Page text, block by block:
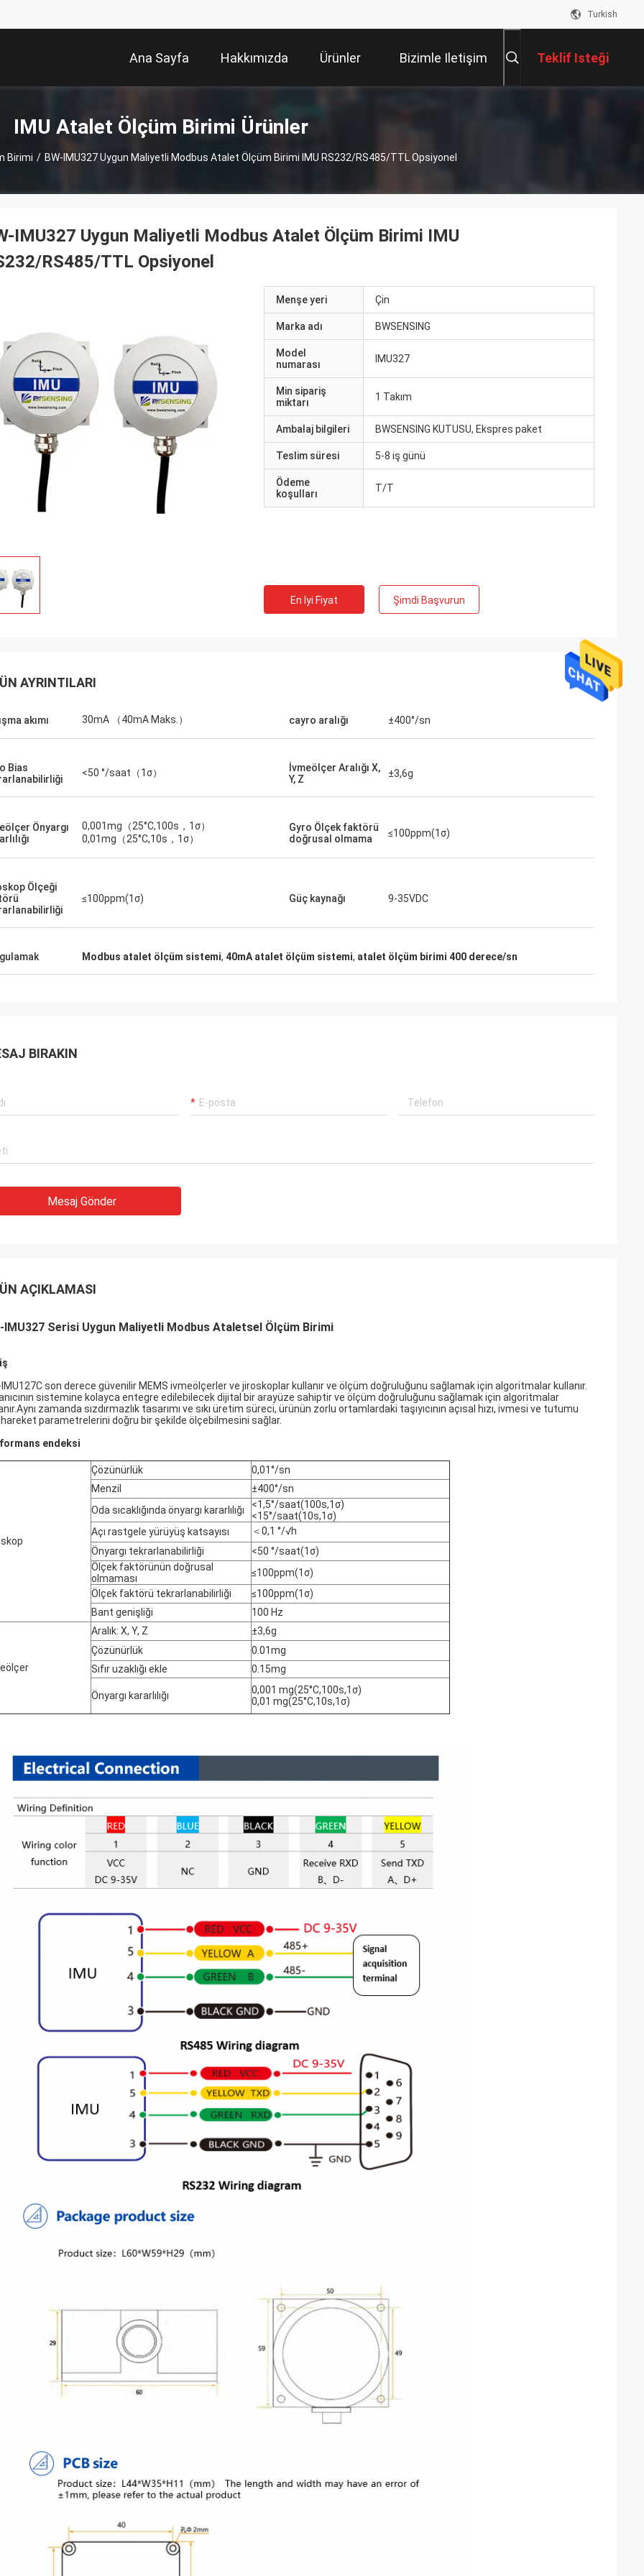
Turkish
Ana Sayfa Hakkımızda Ürünler Bizimle Iletişim Teklif Isteği
IMU Atalet Ölçüm Birimi Ürünler
Birimi / BW-IMU327 Uygun Maliyetli Modbus Atalet Ölçüm Birimi IMU RS232/RS485/TTL Opsiyonel
IMU327 Uygun Maliyetli Modbus Atalet Ölçüm Birimi IMU
RS485/TTL Opsiyonel
Menşe yeri Çin
Marka adı BWSENSING
Model
numarası
IMU327
Min sipariş
miktarı
1 Takım
Ambalaj bilgileri BWSENSING KUTUSU, Ekspres paket
Teslim süresi 5-8 iş günü
Ödeme
koşulları
T/T
En Iyi Fiyat Şimdi Başvurun
AYRINTILARI
akımı 30mA （40mA Maks.） cayro aralığı ±400°/sn
Bias
<50 °/saat（1σ）
İvmeölçer Aralığı X,
Y, Z
±3,6g
Önyargı
0,001mg（25°C,100s，1σ）
0,01mg（25°C,10s，1σ）
Gyro Ölçek faktörü
doğrusal olmama
≤100ppm(1σ)
Ölçeği
≤100ppm(1σ) Güç kaynağı 9-35VDC
Modbus atalet ölçüm sistemi, 40mA atalet ölçüm sistemi, atalet ölçüm birimi 400 derece/sn
BIRAKIN
Mesaj Gönder
AÇIKLAMASI
IMU327 Serisi Uygun Maliyetli Modbus Ataletsel Ölçüm Birimi
IMU127C son derece güvenilir MEMS ivmeölçerler ve jiroskoplar kullanır ve ölçüm doğruluğunu sağlamak için algoritmalar kullanır.
sistemine kolayca entegre edilebilecek dijital bir arayüze sahiptir ve ölçüm doğruluğunu sağlamak için algoritmalar
zamanda sızdırmazlık tasarımı ve sıkı üretim süreci, ürünün zorlu ortamlardaki taşıyıcının açısal hızı, ivmesi ve tutumu
parametrelerini doğru bir şekilde ölçebilmesini sağlar.
endeksi
Çözünürlük
0,01°/sn
Menzil
±400°/sn
Oda sıcaklığında önyargı kararlılığı
<1,5°/saat(100s,1σ)
<15°/saat(10s,1σ)
Açı rastgele yürüyüş katsayısı
＜0,1 °/√h
Önyargı tekrarlanabilirliği
<50 °/saat(1σ)
Ölçek faktörünün doğrusal
olmaması
≤100ppm(1σ)
Ölçek faktörü tekrarlanabilirliği
≤100ppm(1σ)
Bant genişliği
100 Hz
Aralık: X, Y, Z
±3,6g
Çözünürlük
0.01mg
Sıfır uzaklığı ekle
0.15mg
Önyargı kararlılığı
0,001 mg(25°C,100s,1σ)
0,01 mg(25°C,10s,1σ)